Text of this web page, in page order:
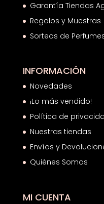
Garantía Tiendas
Regalos y Muestras
Sorteos de
INFORMACIÓN
Novedades
¡Lo más vendido!
Política de
Nuestras tiendas
Envíos y
Quiénes Somos
MI CUENTA